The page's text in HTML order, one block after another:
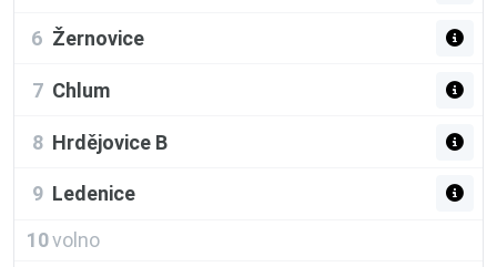
6 Žernovice
7 Chlum
8 Hrdějovice B
9 Ledenice
10volno